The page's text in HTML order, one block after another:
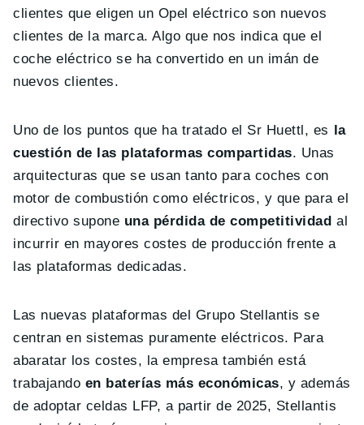
clientes que eligen un Opel eléctrico son nuevos
clientes de la marca. Algo que nos indica que el
coche eléctrico se ha convertido en un imán de
nuevos clientes.
Uno de los puntos que ha tratado el Sr Huettl, es
la
cuestión de las plataformas compartidas. Unas
arquitecturas que se usan tanto para coches con
motor de combustión como eléctricos, y que para el
directivo supone una pérdida de competitividad al
incurrir en mayores costes de producción frente a
las plataformas dedicadas.
Las nuevas plataformas del Grupo Stellantis se
centran en sistemas puramente eléctricos. Para
abaratar los costes, la empresa también está
trabajando en baterías más económicas, y además
de adoptar celdas LFP, a partir de 2025, Stellantis